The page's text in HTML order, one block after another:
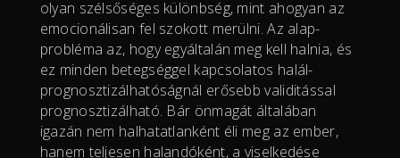
olyan szélsőséges különbség, mint ahogyan az
emocionálisan fel szokott merülni. Az alap-
probléma az, hogy egyáltalán meg kell halnia, és
ez minden betegséggel kapcsolatos halál-
prognosztizálhatóságnál erősebb validitással
prognosztizálható. Bár önmagát általában
igazán nem halhatatlanként éli meg az ember,
hanem teljesen halandóként, a viselkedése